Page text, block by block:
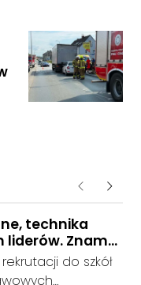
artykułu:
artykułu:
Poprzednie
technika
liderów. Znamy
rekrutacji do
do szkół